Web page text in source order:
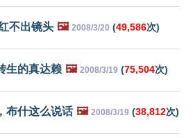
不出镜头 🖼️ 2008/3/20 (49,586次)
生的真达赖 🖼️ 2008/3/19 (75,504次)
布什这么说话 🖼️ 2008/3/19 (38,812次)